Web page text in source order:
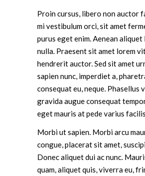
Proin cursus, libero non auctor
mi vestibulum orci, sit amet
purus eget enim. Aenean aliquet
nulla. Praesent sit amet lorem
hendrerit auctor. Sed sit amet
sapien nunc, imperdiet a,
consequat eu, neque. Phasellus
gravida augue consequat
eget mauris at pede varius
Morbi ut sapien. Morbi arcu
congue, placerat sit amet,
Donec aliquet dui ac nunc.
quam, aliquet quis, viverra eu,